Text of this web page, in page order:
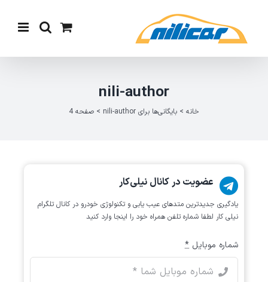
content
nili-author
خانه > بایگانی‌ها برای nili-author > صفحه 4
عضویت در کانال نیلی‌کار
یادگیری جدیدترین متد‌های عیب یابی‌ و تکنولوژی خودرو در کانال تلگرام
نیلی کار لطفا شماره تلفن همراه خود را اینجا وارد کنید
شماره موبایل *